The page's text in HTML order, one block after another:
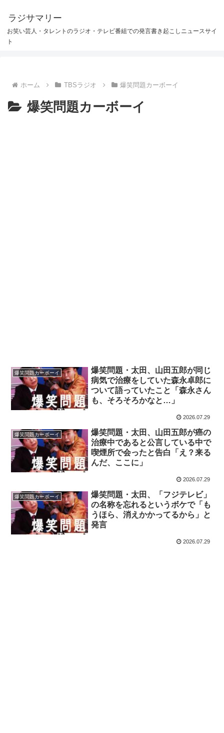
ラジサマリー
お笑い芸人・タレントのラジオ・テレビ番組での発言書き起こしニュースサイ
ト
ホーム TBSラジオ 爆笑問題カーボーイ
爆笑問題カーボーイ
爆笑問題カーボーイ
爆笑問題・太田、山田五郎が同じ
病気で治療をしていた森永卓郎に
ついて語っていたこと「森永さん
も、そろそろかなと…」
2026.07.29
爆笑問題カーボーイ
爆笑問題・太田、山田五郎が癌の
治療中であると公言している中で
喫煙所で会ったと告白「え？来る
んだ、ここに」
2026.07.29
爆笑問題カーボーイ
爆笑問題・太田、「フジテレビ」
の名称を忘れるというボケで「も
うほら、消えかかってるから」と
発言
2026.07.29